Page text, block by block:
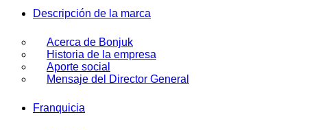
Menu Descripción de la marca
Acerca de Bonjuk
Historia de la empresa
Aporte social
Mensaje del Director General
Franquicia